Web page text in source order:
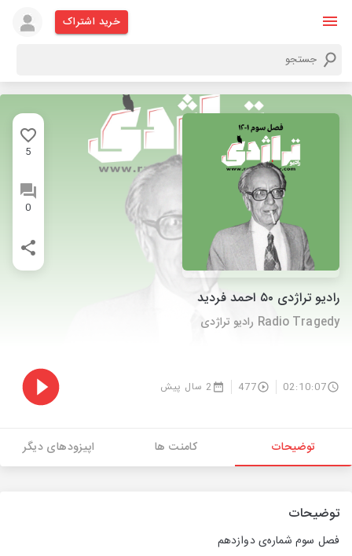
خرید اشتراک
5
0
Radio Tragedy رادیو تراژدی
02:10:07
477 2 سال پیش
توضیحات کامنت ها اپیزودهای دیگر
توضیحات
فصل سوم شماره‌ی دوازدهم